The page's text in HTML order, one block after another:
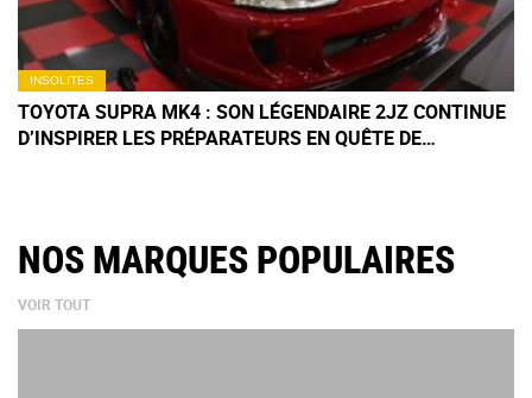
INSOLITES
TOYOTA SUPRA MK4 : SON LÉGENDAIRE 2JZ CONTINUE
D’INSPIRER LES PRÉPARATEURS EN QUÊTE DE
NOS MARQUES POPULAIRES
VOIR TOUT